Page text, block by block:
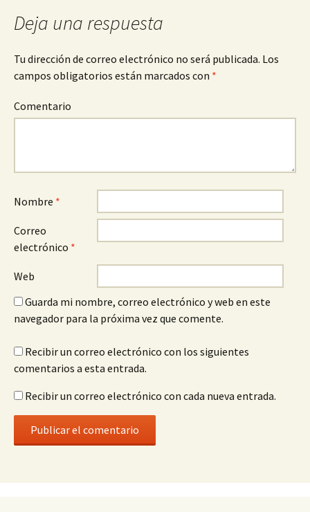
Deja una respuesta
Tu dirección de correo electrónico no será publicada. Los
campos obligatorios están marcados con *
Comentario
Nombre *
Correo
electrónico *
Web
Guarda mi nombre, correo electrónico y web en este
navegador para la próxima vez que comente.
Recibir un correo electrónico con los siguientes
comentarios a esta entrada.
Recibir un correo electrónico con cada nueva entrada.